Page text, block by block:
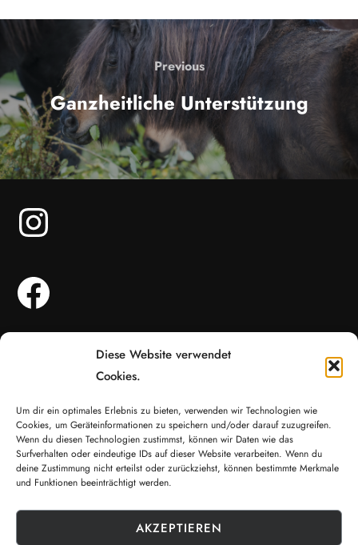
Diese Website verwendet
Cookies.
Um dir ein optimales Erlebnis zu bieten, verwenden wir Technologien wie
Cookies, um Geräteinformationen zu speichern und/oder darauf zuzugreifen.
Wenn du diesen Technologien zustimmst, können wir Daten wie das
Surfverhalten oder eindeutige IDs auf dieser Website verarbeiten. Wenn du
deine Zustimmung nicht erteilst oder zurückziehst, können bestimmte Merkmale
und Funktionen beeinträchtigt werden.
AKZEPTIEREN
BEITRAGSNAVIGATION
Previous
Previous
Ganzheitliche Unterstützung
Onboarding
Blog
Kontakt
Datenschutz